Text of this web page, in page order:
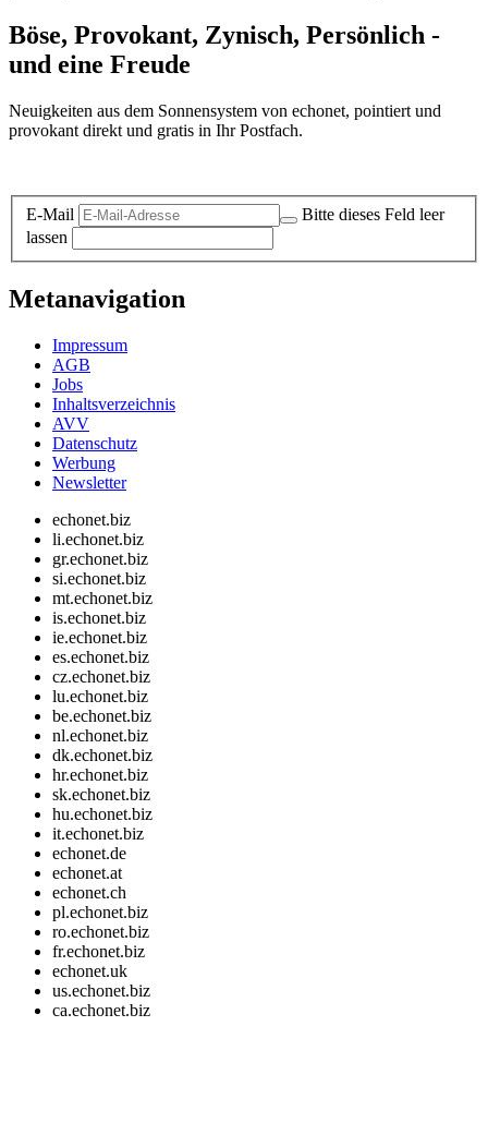
Böse, Provokant, Zynisch, Persönlich -
und eine Freude
Neuigkeiten aus dem Sonnensystem von echonet, pointiert und
provokant direkt und gratis in Ihr Postfach.
E-Mail
Bitte dieses Feld leer
lassen
Metanavigation
Impressum
AGB
Jobs
Inhaltsverzeichnis
AVV
Datenschutz
Werbung
Newsletter
echonet.biz
li.echonet.biz
gr.echonet.biz
si.echonet.biz
mt.echonet.biz
is.echonet.biz
ie.echonet.biz
es.echonet.biz
cz.echonet.biz
lu.echonet.biz
be.echonet.biz
nl.echonet.biz
dk.echonet.biz
hr.echonet.biz
sk.echonet.biz
hu.echonet.biz
it.echonet.biz
echonet.de
echonet.at
echonet.ch
pl.echonet.biz
ro.echonet.biz
fr.echonet.biz
echonet.uk
us.echonet.biz
ca.echonet.biz